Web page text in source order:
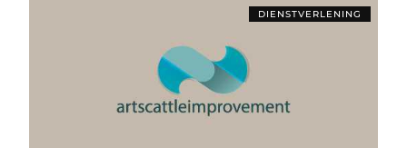
DIENSTVERLENING